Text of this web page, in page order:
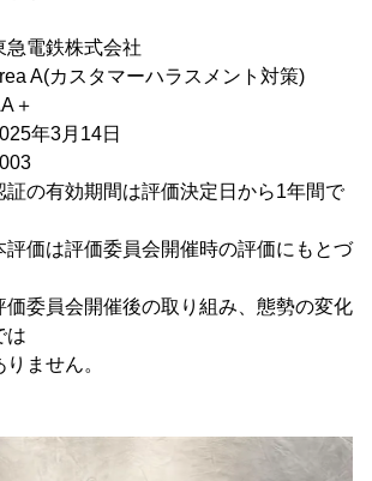
急電鉄株式会社
A(カスタマーハラスメント対策)
年3月14日
効期間は評価決定日から1年間で
委員会開催時の評価にもとづ
催後の取り組み、態勢の変化
は
ん。